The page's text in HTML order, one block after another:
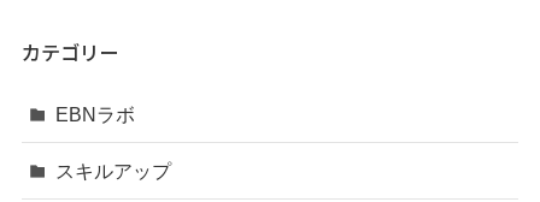
カテゴリー
EBNラボ
スキルアップ